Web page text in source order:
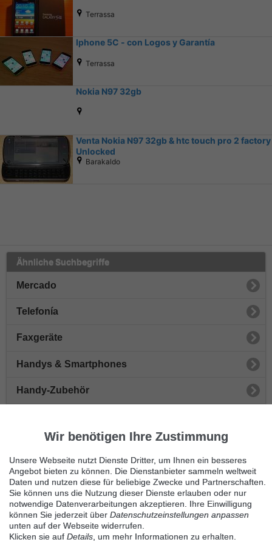
Terrassa
Iphone 5C - con Logos y Garantía
Terrassa
Nokia N97 32gb
Venta Nokia N97 32gb & htc touch pro 2 factory
Unlocked
Barakaldo
Ähnliche Suchbegriffe
Mercado
Telefonía
Faxgeräte
Handys & Smartphones
Handy-Zubehör
Anrufbeantworter
Handyverträge
Schnurlose Telefone
Telefonzubehör
Wir benötigen Ihre Zustimmung
Unsere Webseite nutzt Dienste Dritter, um Ihnen ein besseres
Angebot bieten zu können. Die Dienstanbieter sammeln weltweit
Daten und nutzen diese für beliebige Zwecke und Partnerschaften.
Sie können uns die Nutzung dieser Dienste erlauben oder nur
notwendige Datenverarbeitungen akzeptieren. Ihre Einwilligung
können Sie jederzeit über Datenschutzeinstellungen anpassen
unten auf der Webseite widerrufen.
Klicken sie auf Details , um mehr Informationen zu erhalten.